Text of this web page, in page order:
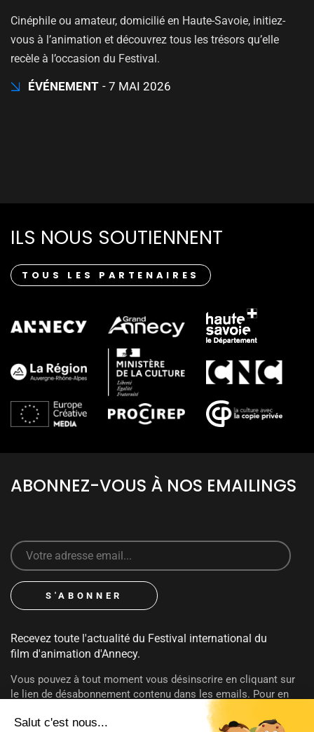
Cinéphile ou amateur, domicilié en Haute-Savoie, initiez-
vous à l’animation et découvrez tous les trésors qu’elle
recèle à l’occasion du Festival.
ÉVÉNEMENT 7 MAI 2026
ILS NOUS SOUTIENNENT
TOUS LES PARTENAIRES
ABONNEZ-VOUS À NOS EMAILINGS
Recevez toute l'actualité du Festival international du
film d'animation d'Annecy.
Vous pouvez à tout moment vous désinscrire en cliquant sur
le lien de désabonnement contenu dans les emails. Pour en
savoir plus sur vos droits consultez notrepolitique de
confidentialité.